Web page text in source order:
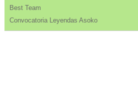
Best Team
Convocatoria Leyendas Asoko